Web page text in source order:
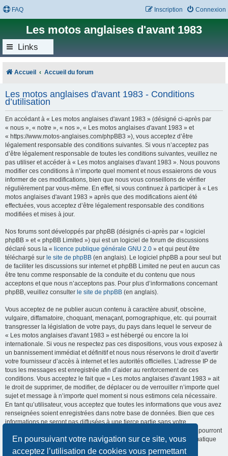
En poursuivant votre navigation sur ce site, vous
acceptez l’utilisation de cookies vous permettant
FAQ Connexion
Inscription
Les motos anglaises d'avant 1983
Links
Accueil Accueil du forum
Les motos anglaises d'avant 1983 - Conditions
d’utilisation
En accédant à « Les motos anglaises d'avant 1983 » (désigné ci-après par
« nous », « notre », « nos », « Les motos anglaises d'avant 1983 » et
« https://www.motos-anglaises.com/phpBB3 »), vous acceptez d’être
légalement responsable des conditions suivantes. Si vous n’acceptez pas
d’être légalement responsable de toutes les conditions suivantes, veuillez ne
pas utiliser et accéder à « Les motos anglaises d'avant 1983 ». Nous pouvons
modifier ces conditions à n’importe quel moment et nous essaierons de vous
informer de ces modifications, bien que nous vous conseillons de vérifier
régulièrement par vous-même. En effet, si vous continuez à participer à « Les
motos anglaises d'avant 1983 » après que des modifications aient été
effectuées, vous acceptez d’être légalement responsable des conditions
modifiées et mises à jour.
Nos forums sont développés par phpBB (désignés ci-après par « logiciel
phpBB » et « phpBB Limited ») qui est un logiciel de forum de discussions
déclaré sous la « licence publique générale GNU 2.0 » et qui peut être
téléchargé sur le site de phpBB (en anglais). Le logiciel phpBB a pour seul but
de faciliter les discussions sur internet et phpBB Limited ne peut en aucun cas
être tenu comme responsable de la conduite et du contenu que nous
acceptons et que nous n’acceptons pas. Pour plus d’informations concernant
phpBB, veuillez consulter le site de phpBB (en anglais).
Vous acceptez de ne publier aucun contenu à caractère abusif, obscène,
vulgaire, diffamatoire, choquant, menaçant, pornographique, etc. qui pourrait
transgresser la législation de votre pays, du pays dans lequel le serveur de
« Les motos anglaises d'avant 1983 » est hébergé ou encore la loi
internationale. Si vous ne respectez pas ces dispositions, vous vous exposez à
un bannissement immédiat et définitif et nous nous réservons le droit d’avertir
votre fournisseur d’accès à internet et les autorités officielles. L’adresse IP de
tous les messages est enregistrée afin d’aider au renforcement de ces
conditions. Vous acceptez le fait que « Les motos anglaises d'avant 1983 » ait
le droit de supprimer, de modifier, de déplacer ou de verrouiller n’importe quel
sujet et message à n’importe quel moment si nous estimons cela nécessaire.
En tant qu’utilisateur, vous acceptez que toutes les informations que vous avez
renseignées soient enregistrées dans notre base de données. Bien que ces
informations ne seront pas diffusées à une tierce partie sans votre
consentement, ni « Les motos anglaises d'avant 1983 », ni phpBB, ne pourront
être tenus comme responsables en cas de tentative de piratage informatique
visant à compromettre vos données.